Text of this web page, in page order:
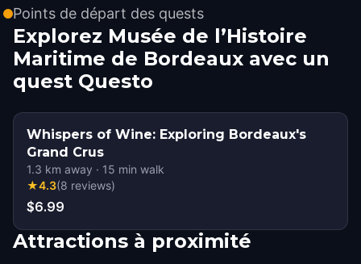
Points de départ des quests
Explorez Musée de l’Histoire
Maritime de Bordeaux avec un
quest Questo
Whispers of Wine: Exploring Bordeaux's
Grand Crus
1.3 km away · 15 min walk
★4.3(8 reviews)
$6.99
Attractions à proximité